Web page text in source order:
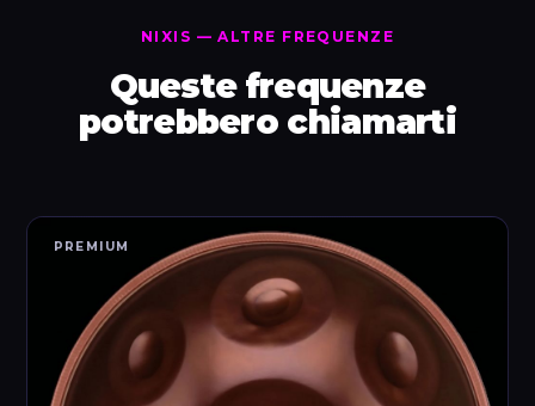
NIXIS — ALTRE FREQUENZE
Queste frequenze
potrebbero chiamarti
PREMIUM